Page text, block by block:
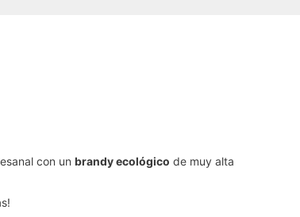
con un brandy ecológico de muy alta